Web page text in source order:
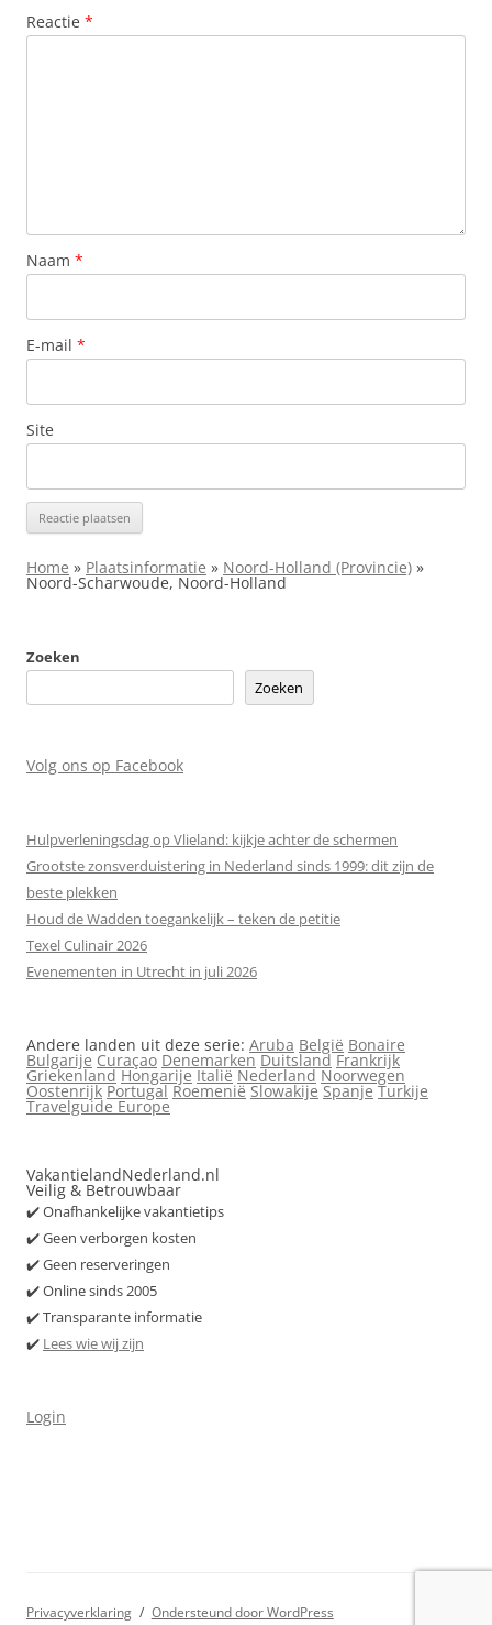
Reactie *
Naam *
E-mail *
Site
Home » Plaatsinformatie » Noord-Holland (Provincie) »
Noord-Scharwoude, Noord-Holland
Zoeken
Zoeken
Volg ons op Facebook
Hulpverleningsdag op Vlieland: kijkje achter de schermen
Grootste zonsverduistering in Nederland sinds 1999: dit zijn de
beste plekken
Houd de Wadden toegankelijk – teken de petitie
Texel Culinair 2026
Evenementen in Utrecht in juli 2026
Andere landen uit deze serie: Aruba België Bonaire
Bulgarije Curaçao Denemarken Duitsland Frankrijk
Griekenland Hongarije Italië Nederland Noorwegen
Oostenrijk Portugal Roemenië Slowakije Spanje Turkije
Travelguide Europe
VakantielandNederland.nl
Veilig & Betrouwbaar
✔️ Onafhankelijke vakantietips
✔️ Geen verborgen kosten
✔️ Geen reserveringen
✔️ Online sinds 2005
✔️ Transparante informatie
✔️ Lees wie wij zijn
Login
Privacyverklaring Ondersteund door WordPress